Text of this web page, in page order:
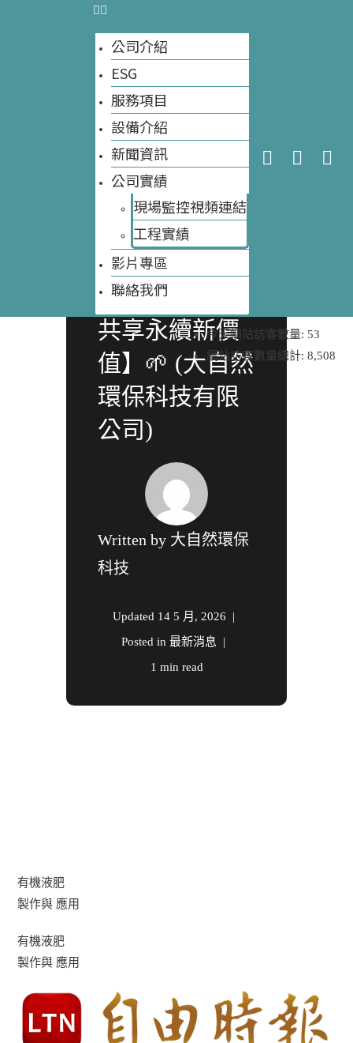
公司介紹
ESG
服務項目
設備介紹
新聞資訊
公司實績
現場監控視頻連結
工程實績​
影片專區
聯絡我們
大自然環保科技
今天網站訪客數量: 53
網站訪客數量總計: 8,508
大自然農旅宿
生態教育農場
【農地活化・
共享永續新價
值】🌱 (大自然
環保科技有限
公司)
Written by 大自然環保
科技
Updated 14 5 月, 2026
Posted in 最新消息
1 min read
有機液肥
製作與 應用
有機液肥
製作與 應用